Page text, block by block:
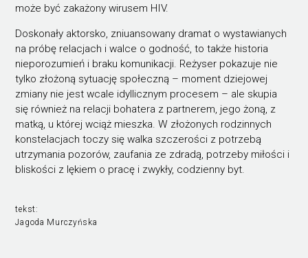
może być zakażony wirusem HIV.
Doskonały aktorsko, zniuansowany dramat o wystawianych
na próbę relacjach i walce o godność, to także historia
nieporozumień i braku komunikacji. Reżyser pokazuje nie
tylko złożoną sytuację społeczną – moment dziejowej
zmiany nie jest wcale idyllicznym procesem – ale skupia
się również na relacji bohatera z partnerem, jego żoną, z
matką, u której wciąż mieszka. W złożonych rodzinnych
konstelacjach toczy się walka szczerości z potrzebą
utrzymania pozorów, zaufania ze zdradą, potrzeby miłości i
bliskości z lękiem o pracę i zwykły, codzienny byt.
tekst:
Jagoda Murczyńska